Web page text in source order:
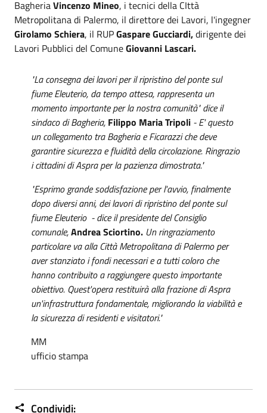
BagheriaVincenzo Mineo, i tecnici della CIttà
Metropolitana di Palermo, il direttore dei Lavori, l'ingegner
Girolamo Schiera, il RUPGaspare Gucciardi,dirigente dei
Lavori Pubblici del ComuneGiovanni Lascari.
"La consegna dei lavori per il ripristino del ponte sul
fiume Eleuterio, da tempo attesa, rappresenta un
momento importante per la nostra comunità" dice il
sindaco di Bagheria, Filippo Maria Tripoli - E' questo
un collegamento tra Bagheria e Ficarazzi che deve
garantire sicurezza e fluidità della circolazione. Ringrazio
i cittadini di Aspra per la pazienza dimostrata."
"Esprimo grande soddisfazione per l'avvio, finalmente
dopo diversi anni, dei lavori di ripristino del ponte sul
fiume Eleuterio - dice il presidente del Consiglio
comunale,Andrea Sciortino. Un ringraziamento
particolare va alla Città Metropolitana di Palermo per
aver stanziato i fondi necessari e a tutti coloro che
hanno contribuito a raggiungere questo importante
obiettivo. Quest'opera restituirà alla frazione di Aspra
un'infrastruttura fondamentale, migliorando la viabilità e
la sicurezza di residenti e visitatori."
MM
ufficio stampa
Condividi: